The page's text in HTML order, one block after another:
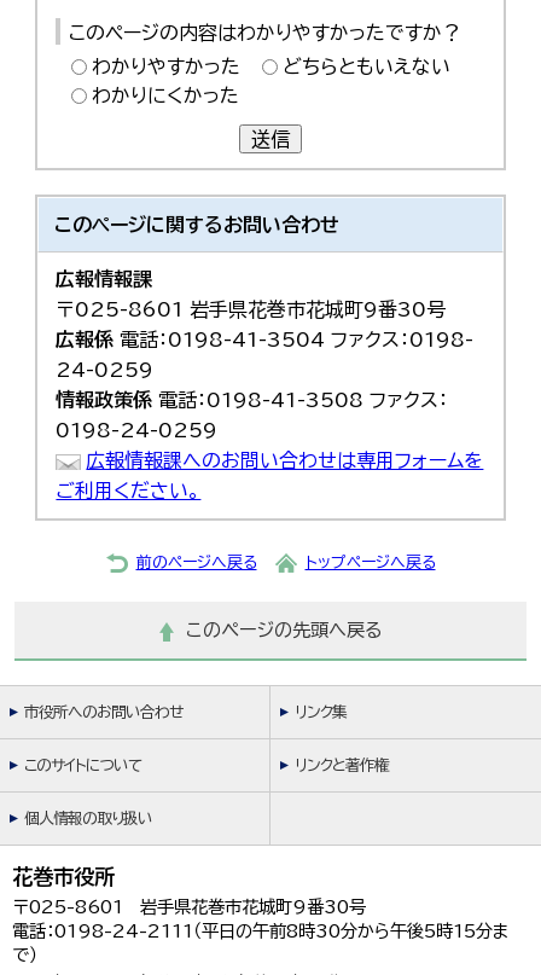
このページの内容はわかりやすかったですか？
わかりやすかった
どちらともいえない
わかりにくかった
送信
このページに関するお問い合わせ
広報情報課
〒025-8601 岩手県花巻市花城町9番30号
広報係電話：0198-41-3504 ファクス：0198-
24-0259
情報政策係 電話：0198-41-3508 ファクス：
0198-24-0259
広報情報課へのお問い合わせは専用フォームを
ご利用ください。
前のページへ戻る トップページへ戻る
このページの先頭へ戻る
市役所へのお問い合わせ リンク集
このサイトについて リンクと著作権
個人情報の取り扱い
花巻市役所
〒025-8601 岩手県花巻市花城町9番30号
電話：0198-24-2111（平日の午前8時30分から午後5時15分ま
で）